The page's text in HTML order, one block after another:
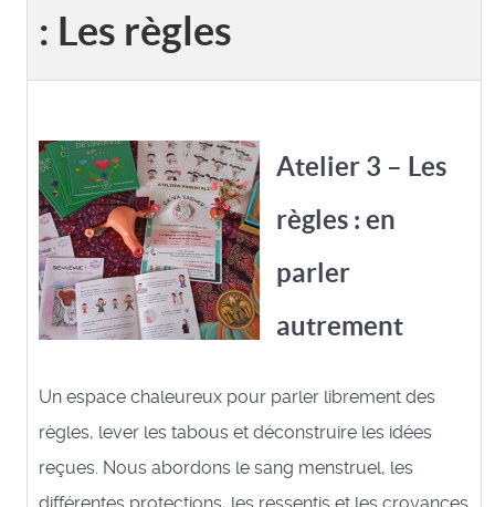
: Les règles
Atelier 3 – Les
règles : en
parler
autrement
Un espace chaleureux pour parler librement des
règles, lever les tabous et déconstruire les idées
reçues. Nous abordons le sang menstruel, les